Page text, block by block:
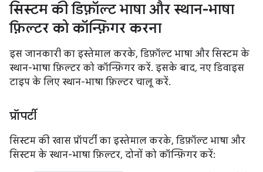
सिस्टम की डिफ़ॉल्ट भाषा और स्थान-भाषा
फ़िल्टर को कॉन्फ़िगर करना
इस जानकारी का इस्तेमाल करके, डिफ़ॉल्ट भाषा और सिस्टम के
स्थान-भाषा फ़िल्टर को कॉन्फ़िगर करें. इसके बाद, नए डिवाइस
टाइप के लिए स्थान-भाषा फ़िल्टर चालू करें.
प्रॉपर्टी
सिस्टम की खास प्रॉपर्टी का इस्तेमाल करके, डिफ़ॉल्ट भाषा और
सिस्टम के स्थान-भाषा फ़िल्टर, दोनों को कॉन्फ़िगर करें: